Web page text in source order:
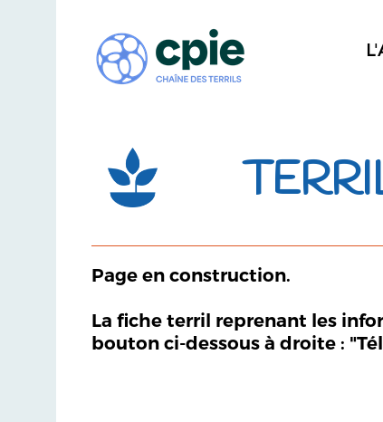
Page en construction.
La fiche terril reprenant les
bouton ci-dessous à droite :